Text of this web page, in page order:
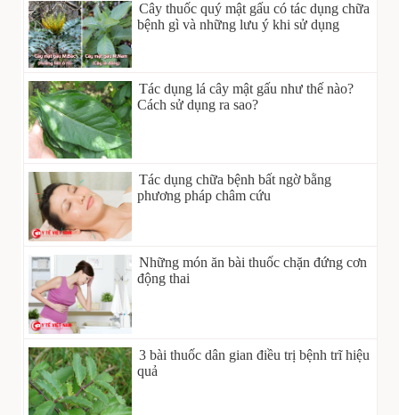
Cây thuốc quý mật gấu có tác dụng chữa
bệnh gì và những lưu ý khi sử dụng
Tác dụng lá cây mật gấu như thế nào?
Cách sử dụng ra sao?
Tác dụng chữa bệnh bất ngờ bằng
phương pháp châm cứu
Những món ăn bài thuốc chặn đứng cơn
động thai
3 bài thuốc dân gian điều trị bệnh trĩ hiệu
quả